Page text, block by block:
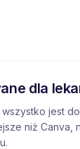
dla
jest
niż Canva,